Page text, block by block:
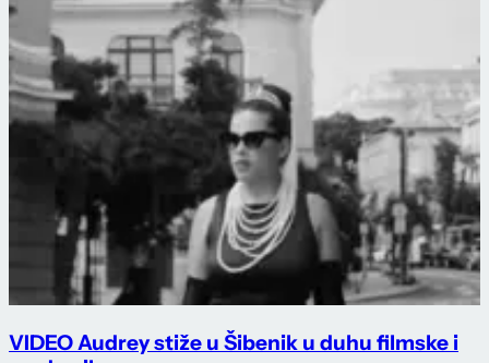
VIDEO Audrey stiže u Šibenik u duhu filmske i